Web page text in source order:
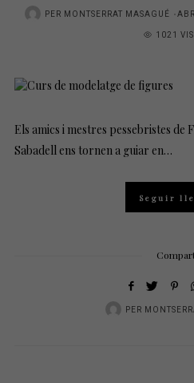
PER MONTSERRAT MASAGUÉ
ON
1021
Els amics i mestres pessebristes de
Sabadell ens tornen a guiar en…
Seguir
PER